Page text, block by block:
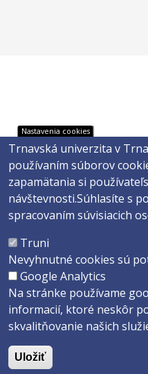
Nastavenia cookies
Trnavská univerzita v
používaním súborov
zapamätania si
návštevnosti.Súhlasíte s
spracovaním súvisiacich
Truni
Nevyhnutné cookies sú
Google Analytics
Na stránke používame
informacií, ktoré neskôr
skvalitňovanie našich
Uložiť